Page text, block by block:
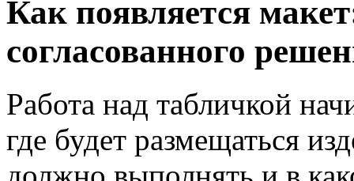
Как появляется
согласованного
Работа над табличкой
где будет размещаться